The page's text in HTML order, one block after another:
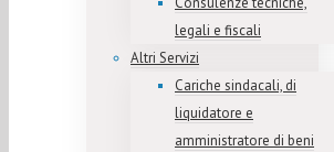
legali e fiscali
Altri Servizi
Cariche sindacali, di
liquidatore e
amministratore di beni